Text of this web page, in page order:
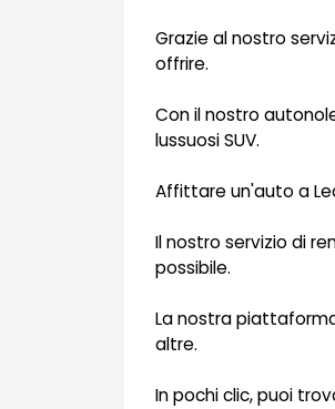
Grazie al nostro
offrire.
Con il nostro
lussuosi SUV.
Affittare un'auto a
Il nostro servizio di
possibile.
La nostra
altre.
In pochi clic, puoi